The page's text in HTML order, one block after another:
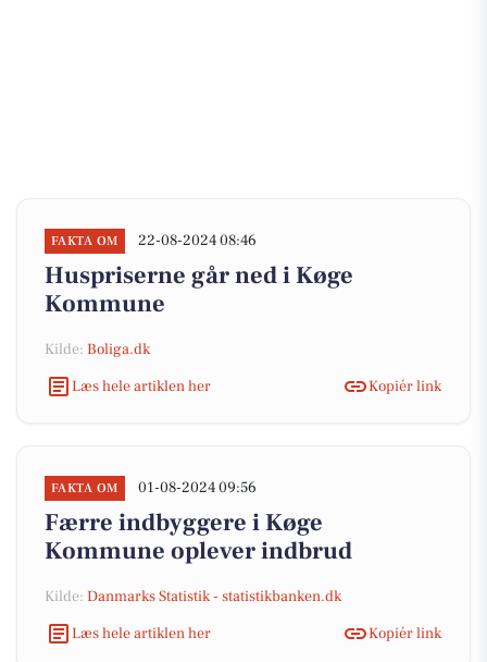
FAKTA OM 22-08-2024 08:46
Huspriserne går ned i Køge
Kommune
Kilde: Boliga.dk
Læs hele artiklen her
Kopiér link
FAKTA OM 01-08-2024 09:56
Færre indbyggere i Køge
Kommune oplever indbrud
Kilde: Danmarks Statistik - statistikbanken.dk
Læs hele artiklen her
Kopiér link